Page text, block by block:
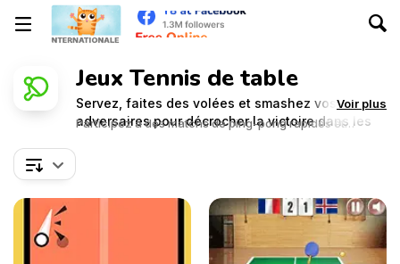
Jeux Tennis de table
Servez, faites des volées et smashez vos
adversaires pour décrocher la victoire dans les
Participez à des matchs de ping-pong rapides et
Voir plus